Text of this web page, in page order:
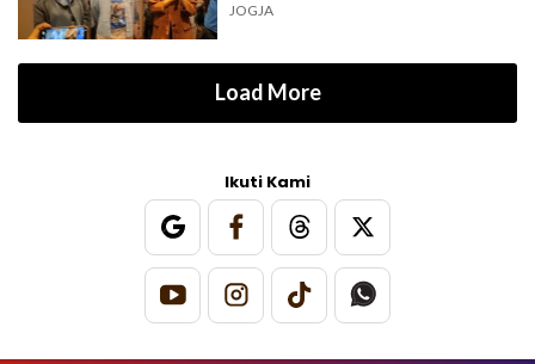
JOGJA
Load More
Ikuti Kami